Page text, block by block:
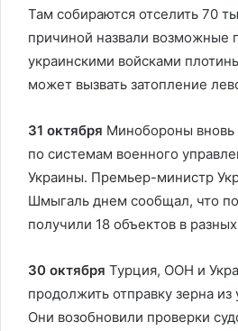
Там собираются отселить 70
причиной назвали возможные
украинскими войсками
может вызвать затопление
31 октября Минобороны вновь
по системам военного
Украины. Премьер-министр
Шмыгаль днем сообщал, что
получили 18 объектов в
30 октября Турция, ООН и
продолжить отправку зерна из
Они возобновили проверки